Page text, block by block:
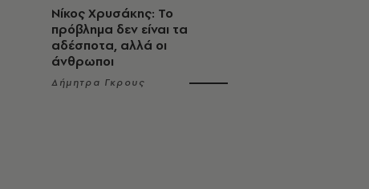
Νίκος Χρυσάκης: Το
πρόβλημα δεν είναι τα
αδέσποτα, αλλά οι
άνθρωποι
Δήμητρα Γκρους